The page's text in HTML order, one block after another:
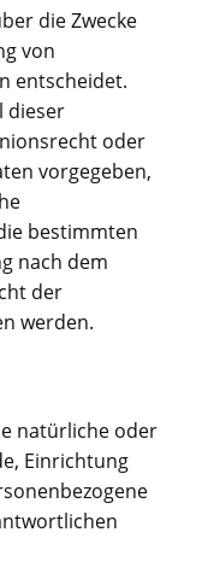
die Zwecke
von
entscheidet.
dieser
oder
vorgegeben,
bestimmten
nach dem
der
werden.
natürliche oder
Einrichtung